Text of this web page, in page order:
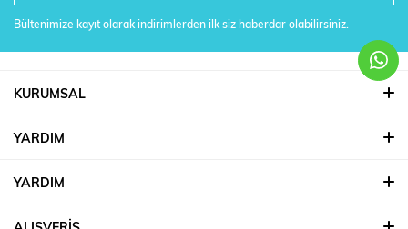
Bültenimize kayıt olarak indirimlerden ilk siz haberdar olabilirsiniz.
KURUMSAL
YARDIM
YARDIM